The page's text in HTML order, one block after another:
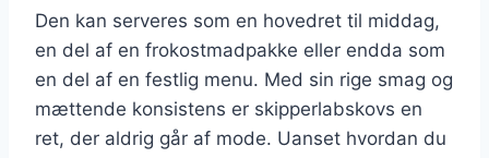
Den kan serveres som en hovedret til middag,
en del af en frokostmadpakke eller endda som
en del af en festlig menu. Med sin rige smag og
mættende konsistens er skipperlabskovs en
ret, der aldrig går af mode. Uanset hvordan du